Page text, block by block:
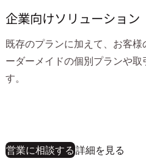
企業向けソリューション
既存のプランに加えて、お客
ーダーメイドの個別プランや取
す。
営業に相談する詳細を見る